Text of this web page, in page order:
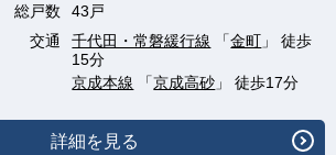
総戸数
43戸
交通
千代田・常磐緩行線 「金町 」 徒歩
15分
京成本線 「京成高砂 」 徒歩17分
詳細を見る